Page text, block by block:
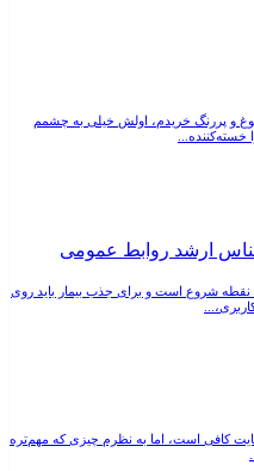
و پررنگ خریدم، اولش خیلی به چشمم
ارشد روابط عمومی
شروع است و برای جذب بیمار باید روی
کافی است، اما به نظرم چیزی که مهم‌تره